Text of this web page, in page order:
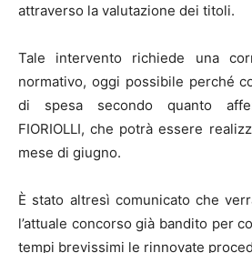
attraverso la valutazione dei titoli.
Tale intervento richiede una
normativo, oggi possibile perché
di spesa secondo quanto
FIORIOLLI, che potrà essere
mese di giugno.
È stato altresì comunicato che
l’attuale concorso già bandito per
tempi brevissimi le rinnovate